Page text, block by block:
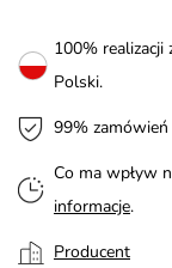
100% realizacji
Polski.
99%
Co ma wpływ
informacje.
Producent